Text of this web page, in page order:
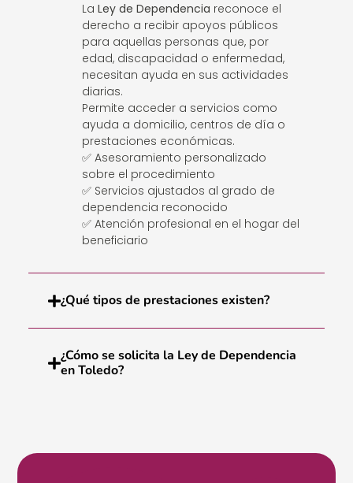
La Ley de Dependencia reconoce el
derecho a recibir apoyos públicos
para aquellas personas que, por
edad, discapacidad o enfermedad,
necesitan ayuda en sus actividades
diarias.
Permite acceder a servicios como
ayuda a domicilio, centros de día o
prestaciones económicas.
✅ Asesoramiento personalizado
sobre el procedimiento
✅ Servicios ajustados al grado de
dependencia reconocido
✅ Atención profesional en el hogar del
beneficiario
¿Qué tipos de prestaciones existen?
¿Cómo se solicita la Ley de Dependencia
en Toledo?